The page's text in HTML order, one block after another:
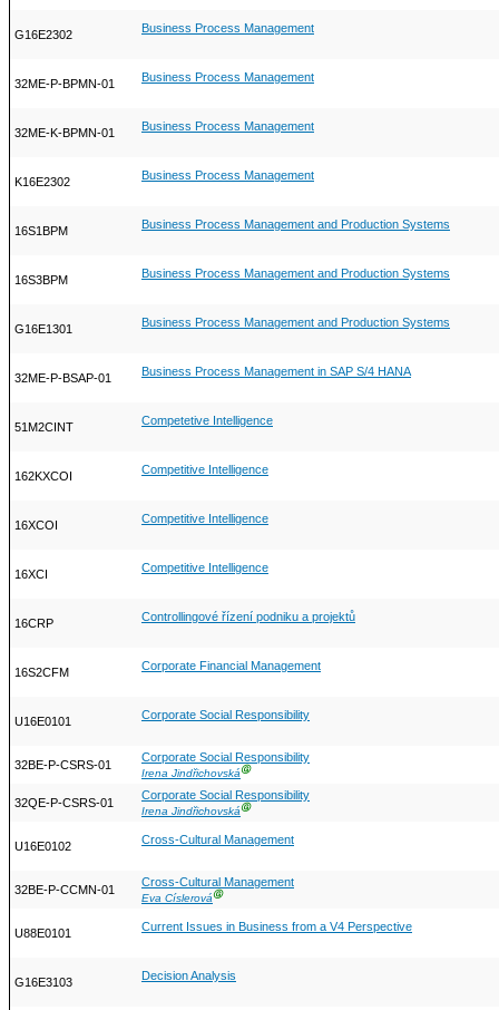
G16E2302 Business Process Management
32ME-P-BPMN-01 Business Process Management
32ME-K-BPMN-01 Business Process Management
K16E2302 Business Process Management
16S1BPM Business Process Management and Production Systems
16S3BPM Business Process Management and Production Systems
G16E1301 Business Process Management and Production Systems
32ME-P-BSAP-01 Business Process Management in SAP S/4 HANA
51M2CINT Competetive Intelligence
162KXCOI Competitive Intelligence
16XCOI Competitive Intelligence
16XCI Competitive Intelligence
16CRP Controllingové řízení podniku a projektů
16S2CFM Corporate Financial Management
U16E0101 Corporate Social Responsibility
32BE-P-CSRS-01
Corporate Social Responsibility
Irena JindřichovskáⒼ
32QE-P-CSRS-01
Corporate Social Responsibility
Irena JindřichovskáⒼ
U16E0102 Cross-Cultural Management
32BE-P-CCMN-01
Cross-Cultural Management
Eva CíslerováⒼ
U88E0101 Current Issues in Business from a V4 Perspective
G16E3103 Decision Analysis